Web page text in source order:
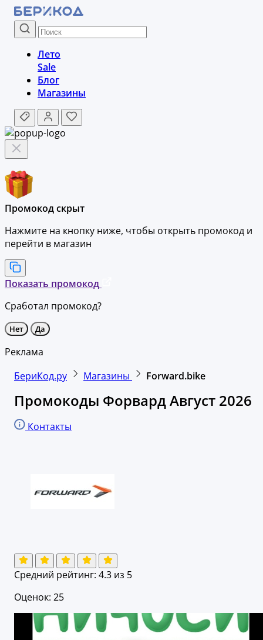
Лето
Sale
Блог
Магазины
Промокод скрыт
Нажмите на кнопку ниже, чтобы открыть промокод и
перейти в магазин
Показать промокод
Сработал промокод?
Нет Да
Реклама
БериКод.ру
Магазины Forward.bike
Промокоды Форвард Август 2026
Контакты
Средний рейтинг: 4.3 из 5
Оценок: 25